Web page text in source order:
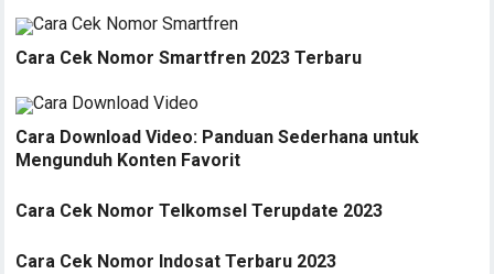
Cara Cek Nomor Smartfren 2023 Terbaru
Cara Download Video: Panduan Sederhana untuk
Mengunduh Konten Favorit
Cara Cek Nomor Telkomsel Terupdate 2023
Cara Cek Nomor Indosat Terbaru 2023